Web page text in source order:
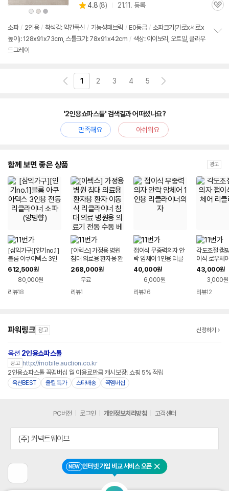
상
품
색
상
상
품
상
상
품
색
상
별
4.8 (상
리
뷰
8) 21.11. 등록
관
소파 / 2인용 / 착석감: 약간푹신 / 기능성패브릭 / E0등급 / 소파크기(가로x세로x
높이): 128x91x73cm, 스툴크기: 78x91x42cm / 색상: 아이보리, 오트밀, 클라우
드그레이
1 2 3 4 5
'2인용쇼파스툴' 검색결과 어떠셨나요?
만족해요
아쉬워요
함께 보면 좋은 상품 광고
[삼익가구][인기no.1]
블룸 아쿠아텍스 3인
용 전동 리클라이너 소
파(양방향)
612,500원
80,000원
리뷰18
[아텍스] 가정용 병원
침대 의료용 환자용 환
자 이동식 리클라이너
침대 의료 병원용 의료
기 전동 수동 베드
268,000원
무료
리뷰1
접이식 무중력의자 안
락 암체어 1인용 리클
라이너의자
40,000원
6,000원
리뷰26
각도조절 캠
이식 로우체
이너
43,000원
3,000원
리뷰12
파워링크 광고 신청하기
옥션 2인용쇼파스툴
광고 http://mobile.auction.co.kr
2인용쇼파스툴 꼭멤버십 월 이용료만큼 캐시보장! 쇼핑 5% 적립
옥션BEST 올킬 특가 스타배송 꼭멤버십
전
NEW 인터넷 가입 비교 서비스 오픈 닫기
PC버전 로그인 개인정보처리방침 고객센터
(주) 커넥트웨이브